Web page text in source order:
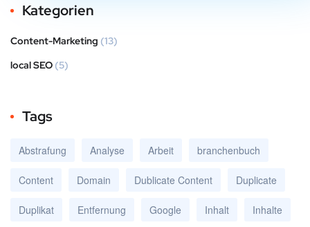
Kategorien
Content-Marketing (13)
local SEO (5)
Tags
Abstrafung Analyse Arbeit branchenbuch
Content Domain Dublicate Content Duplicate
Duplikat Entfernung Google Inhalt Inhalte